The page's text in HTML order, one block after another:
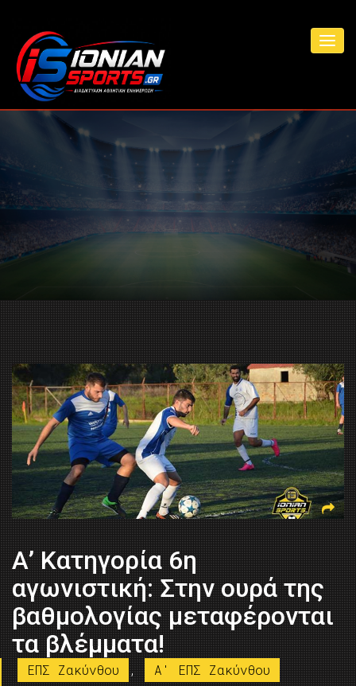
Α’ Κατηγορία 6η
αγωνιστική: Στην ουρά της
βαθμολογίας μεταφέρονται
τα βλέμματα!
ΕΠΣ Ζακύνθου ,
A' ΕΠΣ Ζακύνθου